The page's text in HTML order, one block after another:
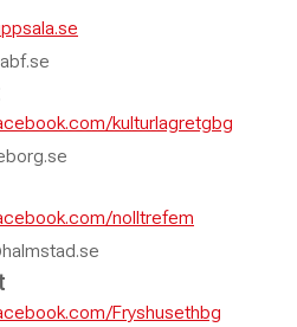
kulturlagretgbg
nolltrefem
Fryshusethbg